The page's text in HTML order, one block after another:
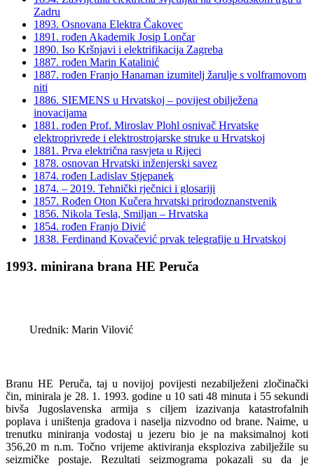
Zadru
1893. Osnovana Elektra Čakovec
1891. rođen Akademik Josip Lončar
1890. Iso Kršnjavi i elektrifikacija Zagreba
1887. rođen Marin Katalinić
1887. rođen Franjo Hanaman izumitelj žarulje s volframovom
niti
1886. SIEMENS u Hrvatskoj – povijest obilježena
inovacijama
1881. rođen Prof. Miroslav Plohl osnivač Hrvatske
elektroprivrede i elektrostrojarske struke u Hrvatskoj
1881. Prva električna rasvjeta u Rijeci
1878. osnovan Hrvatski inženjerski savez
1874. rođen Ladislav Stjepanek
1874. – 2019. Tehnički rječnici i glosariji
1857. Rođen Oton Kučera hrvatski prirodoznanstvenik
1856. Nikola Tesla, Smiljan – Hrvatska
1854. rođen Franjo Divić
1838. Ferdinand Kovačević prvak telegrafije u Hrvatskoj
1993. minirana brana HE Peruča
Urednik: Marin Vilović
Branu HE Peruča, taj u novijoj povijesti nezabilježeni zločinački
čin, minirala je 28. 1. 1993. godine u 10 sati 48 minuta i 55 sekundi
bivša Jugoslavenska armija s ciljem izazivanja katastrofalnih
poplava i uništenja gradova i naselja nizvodno od brane. Naime, u
trenutku miniranja vodostaj u jezeru bio je na maksimalnoj koti
356,20 m n.m. Točno vrijeme aktiviranja eksploziva zabilježile su
seizmičke postaje. Rezultati seizmograma pokazali su da je